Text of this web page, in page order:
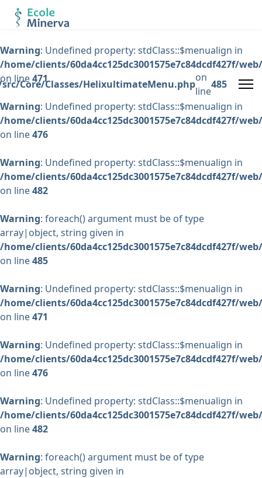
Core/Classes/HelixultimateMenu.php
on
line
485
Warning: Undefined property: stdClass::$menualign in
/home/clients/60da4cc125dc3001575e7c84dcdf427f/
on line471
Warning: Undefined property: stdClass::$menualign in
/home/clients/60da4cc125dc3001575e7c84dcdf427f/
on line476
Warning: Undefined property: stdClass::$menualign in
/home/clients/60da4cc125dc3001575e7c84dcdf427f/
on line482
Warning: foreach() argument must be of type
array|object, string given in
/home/clients/60da4cc125dc3001575e7c84dcdf427f/
on line485
Warning: Undefined property: stdClass::$menualign in
/home/clients/60da4cc125dc3001575e7c84dcdf427f/
on line471
Warning: Undefined property: stdClass::$menualign in
/home/clients/60da4cc125dc3001575e7c84dcdf427f/
on line476
Warning: Undefined property: stdClass::$menualign in
/home/clients/60da4cc125dc3001575e7c84dcdf427f/
on line482
Warning: foreach() argument must be of type
array|object, string given in